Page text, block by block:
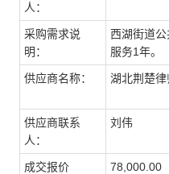
人：
采购需求说
明：
西湖街道
服务1年。
供应商名称： 湖北荆楚
供应商联系
人：
刘伟
成交报价
78,000.00